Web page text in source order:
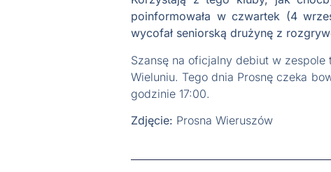
poinformowała w czwartek (4
wycofał seniorską drużynę z
Szansę na oficjalny debiut w zespole
Wieluniu. Tego dnia Prosnę czeka
godzinie 17:00.
Zdjęcie: Prosna Wieruszów